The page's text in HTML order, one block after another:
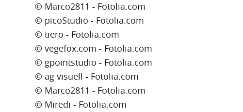
© Marco2811 - Fotolia.com
© picoStudio - Fotolia.com
© tiero - Fotolia.com
© vegefox.com - Fotolia.com
© gpointstudio - Fotolia.com
© ag visuell - Fotolia.com
© Marco2811 - Fotolia.com
© Miredi - Fotolia.com